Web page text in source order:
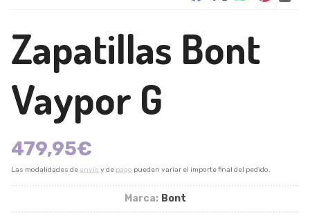
Zapatillas Bont
Vaypor G
479,95€
Las modalidades de envío y de pago pueden variar el importe final del pedido.
Marca: Bont